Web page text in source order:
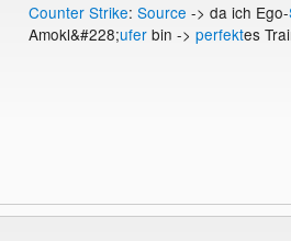
Counter Strike: Source -> da ich Ego-
Amokl&#228;uferbin -> perfektes